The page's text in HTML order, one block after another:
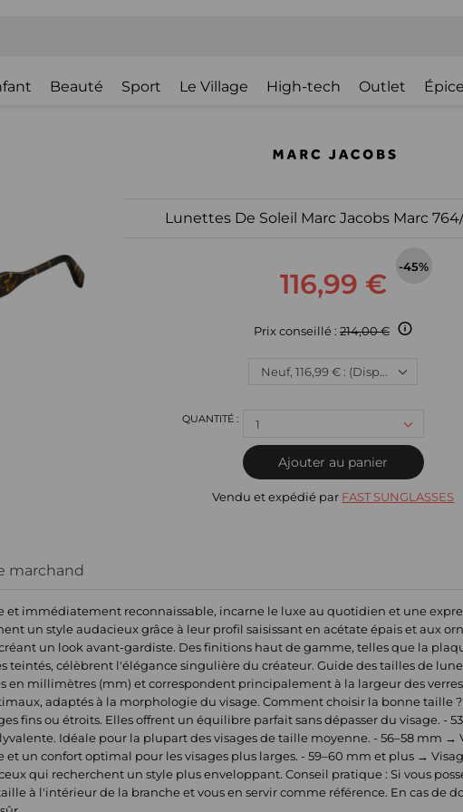
Beauté Sport Le Village High-tech Outlet
Lunettes De Soleil Marc Jacobs Marc
116,99 €
-45%
Prix conseillé : 214,00 €
Neuf, 116,99 € : (Disponible)
1
Ajouter au panier
Vendu et expédié par FAST SUNGLASSES
marchand
et immédiatement reconnaissable, incarne le luxe au quotidien et une
un style audacieux grâce à leur profil saisissant en acétate épais et aux
un look avant-gardiste. Des finitions haut de gamme, telles que la
teintés, célèbrent l'élégance singulière du créateur. Guide des tailles de
en millimètres (mm) et correspondent principalement à la largeur des
adaptés à la morphologie du visage. Comment choisir la bonne taille ?
fins ou étroits. Elles offrent un équilibre parfait sans dépasser du visage. -
Idéale pour la plupart des visages de taille moyenne. - 56–58 mm →
un confort optimal pour les visages plus larges. - 59–60 mm et plus →
qui recherchent un style plus enveloppant. Conseil pratique : Si vous
à l'intérieur de la branche et vous en servir comme référence. En cas de